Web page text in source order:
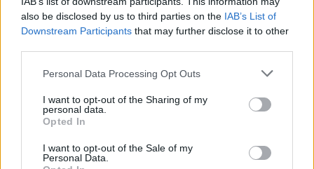
also be disclosed by us to third parties on the IAB’s List of
Downstream Participants that may further disclose it to other
Personal Data Processing Opt Outs
I want to opt-out of the Sharing of my
personal data.
Opted In
I want to opt-out of the Sale of my
Personal Data.
Žinios | Lietuvos diena
32 laipsnių šilumos
Žinios | Orai
00:15:54
V. Zalužno pasisakymą laiko bandymu įsitvirtinti